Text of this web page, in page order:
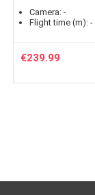
Camera: -
Flight time (m): -
€239.99